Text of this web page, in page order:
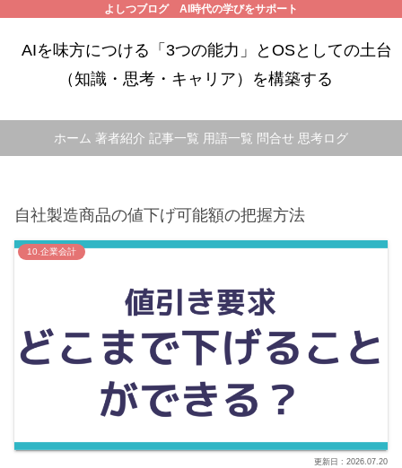
よしつブログ AI時代の学びをサポート
AIを味方につける「3つの能力」とOSとしての土台
（知識・思考・キャリア）を構築する
ホーム 著者紹介 記事一覧 用語一覧 問合せ 思考ログ
自社製造商品の値下げ可能額の把握方法
10.企業会計
2026.07.20